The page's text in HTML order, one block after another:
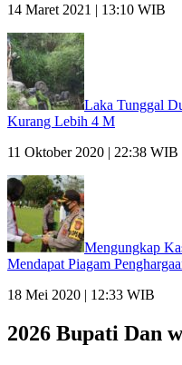
14 Maret 2021 | 13:10 WIB
Laka Tunggal
Kurang Lebih 4 M
11 Oktober 2020 | 22:38 WIB
Mengungkap
Mendapat Piagam
18 Mei 2020 | 12:33 WIB
2026 Bupati Dan